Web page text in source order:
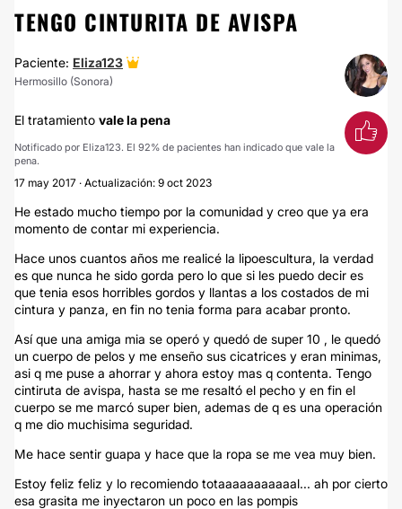
TENGO CINTURITA DE AVISPA
Paciente: Eliza123
Hermosillo (Sonora)
El tratamiento vale la pena
Notificado por Eliza123. El 92% de pacientes han indicado que vale la
pena.
17 may 2017 · Actualización: 9 oct 2023
He estado mucho tiempo por la comunidad y creo que ya era
momento de contar mi experiencia.
Hace unos cuantos años me realicé la lipoescultura, la verdad
es que nunca he sido gorda pero lo que si les puedo decir es
que tenia esos horribles gordos y llantas a los costados de mi
cintura y panza, en fin no tenia forma para acabar pronto.
Así que una amiga mia se operó y quedó de super 10 , le quedó
un cuerpo de pelos y me enseño sus cicatrices y eran minimas,
asi q me puse a ahorrar y ahora estoy mas q contenta. Tengo
cintiruta de avispa, hasta se me resaltó el pecho y en fin el
cuerpo se me marcó super bien, ademas de q es una operación
q me dio muchisima seguridad.
Me hace sentir guapa y hace que la ropa se me vea muy bien.
Estoy feliz feliz y lo recomiendo totaaaaaaaaaaal... ah por cierto
esa grasita me inyectaron un poco en las pompis